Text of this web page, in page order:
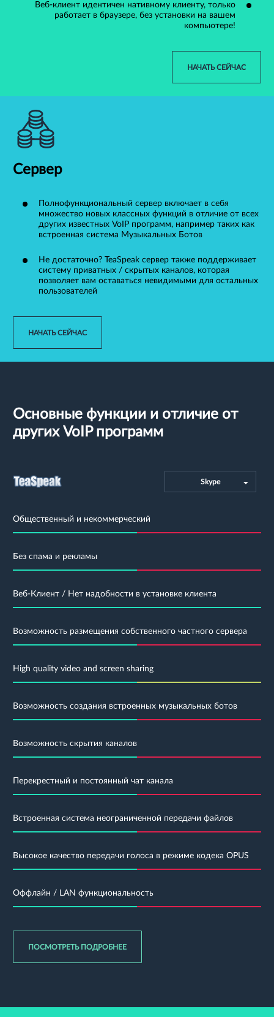
Веб-клиент идентичен нативному клиенту, только
работает в браузере, без установки на вашем
компьютере!
НАЧАТЬ СЕЙЧАС
Сервер
Полнофункциональный сервер включает в себя
множество новых классных функций в отличие от всех
других известных VoIP программ, например таких как
встроенная система Музыкальных Ботов
Не достаточно? TeaSpeak сервер также поддерживает
систему приватных / скрытых каналов, которая
позволяет вам оставаться невидимыми для остальных
пользователей
НАЧАТЬ СЕЙЧАС
Основные функции и отличие от
других VoIP программ
Skype
Общественный и некоммерческий
Без спама и рекламы
Веб-Клиент / Нет надобности в установке клиента
Возможность размещения собственного частного сервера
High quality video and screen sharing
Возможность создания встроенных музыкальных ботов
Возможность скрытия каналов
Перекрестный и постоянный чат канала
Встроенная система неограниченной передачи файлов
Высокое качество передачи голоса в режиме кодека OPUS
Оффлайн / LAN функциональность
Расширенная система прав
Простой в использовании чат с поддержкой markdown
Открытый исходный код
Прямой обмен сообщениями
ПОСМОТРЕТЬ ПОДРОБНЕЕ